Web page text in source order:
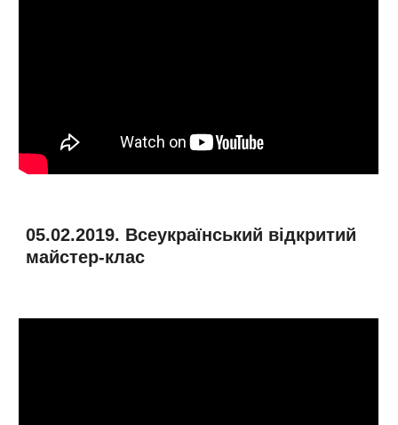
05.02.2019. Всеукраїнський відкритий
майстер-клас